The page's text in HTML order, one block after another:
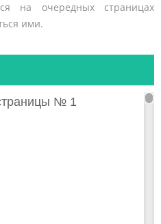
на очередных страницах
ими.
№ 1